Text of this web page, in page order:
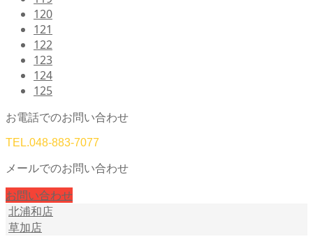
120
121
122
123
124
125
お電話でのお問い合わせ
TEL.048-883-7077
メールでのお問い合わせ
お問い合わせ
北浦和店
草加店